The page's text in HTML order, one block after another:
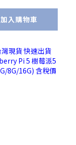
加入購物車